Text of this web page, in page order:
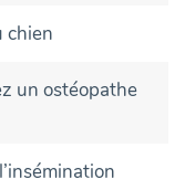
chien
un ostéopathe